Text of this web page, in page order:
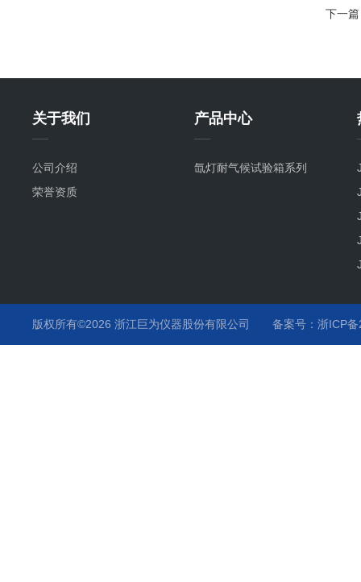
下一
关于我们
公司介绍
荣誉资质
产品中心
氙灯耐气候试验箱系列
版权所有©2026 浙江巨为仪器股份有限公司 备案号：浙ICP